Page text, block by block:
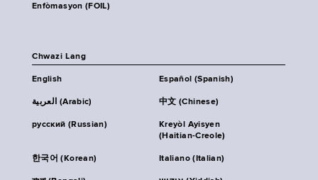
Enfòmasyon (FOIL)
Chwazi Lang
English Español (Spanish)
العربية (Arabic) 中文 (Chinese)
русский (Russian)
Kreyòl Ayisyen
(Haitian-Creole)
한국어 (Korean) Italiano (Italian)